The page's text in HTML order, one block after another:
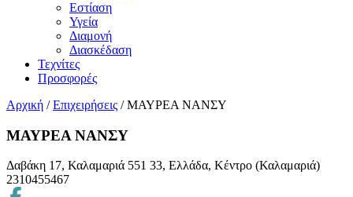
Εστίαση
Υγεία
Διαμονή
Διασκέδαση
Τεχνίτες
Προσφορές
Αρχική / Επιχειρήσεις / ΜΑΥΡΕΑ ΝΑΝΣΥ
ΜΑΥΡΕΑ ΝΑΝΣΥ
Δαβάκη 17, Καλαμαριά 551 33, Ελλάδα, Κέντρο (Καλαμαριά)
2310455467